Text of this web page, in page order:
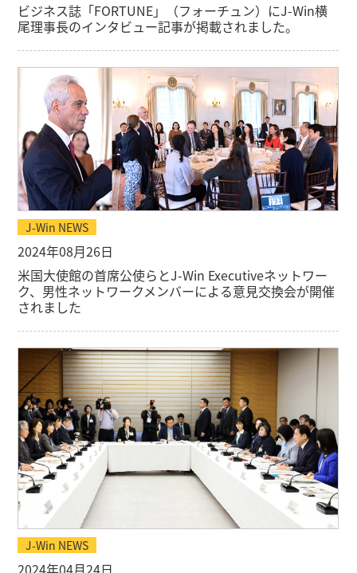
ビジネス誌「FORTUNE」（フォーチュン）にJ-Win横
尾理事長のインタビュー記事が掲載されました。
J-Win NEWS
2024年08月26日
米国大使館の首席公使らとJ-Win Executiveネットワー
ク、男性ネットワークメンバーによる意見交換会が開催
されました
J-Win NEWS
2024年04月24日